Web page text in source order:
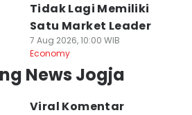
Tidak Lagi Memiliki
Satu Market Leader
7 Aug 2026, 10:00 WIB
Economy
News Jogja
Viral Komentar